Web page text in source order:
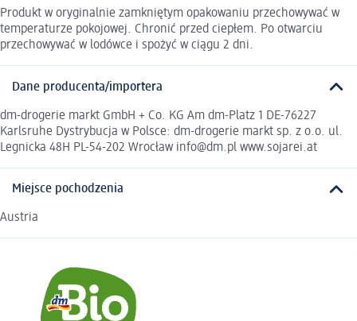
Produkt w oryginalnie zamkniętym opakowaniu przechowywać w
temperaturze pokojowej. Chronić przed ciepłem. Po otwarciu
przechowywać w lodówce i spożyć w ciągu 2 dni.
Dane producenta/importera
dm-drogerie markt GmbH + Co. KG Am dm-Platz 1 DE-76227
Karlsruhe Dystrybucja w Polsce: dm-drogerie markt sp. z o.o. ul.
Legnicka 48H PL-54-202 Wrocław info@dm.pl www.sojarei.at
Miejsce pochodzenia
Austria